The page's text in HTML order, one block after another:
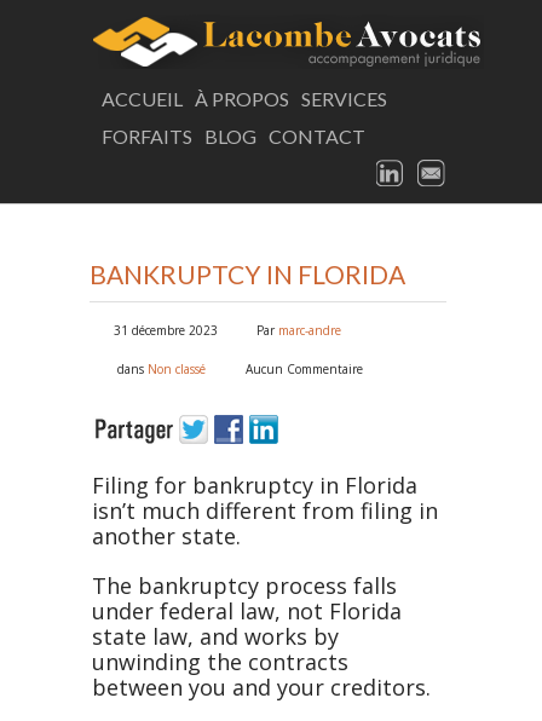
ACCUEIL À PROPOS SERVICES
FORFAITS
BLOG CONTACT
LINKEDIN
BANKRUPTCY IN FLORIDA
31 décembre 2023 Par marc-andre
dans Non classé Aucun Commentaire
Filing for bankruptcy in Florida
isn’t much different from filing in
another state.
The bankruptcy process falls
under federal law, not Florida
state law, and works by
unwinding the contracts
between you and your creditors.